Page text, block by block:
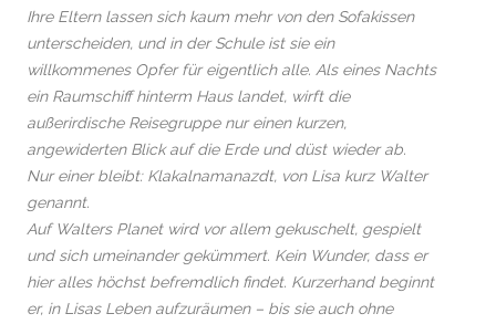
Ihre Eltern lassen sich kaum mehr von den Sofakissen
unterscheiden, und in der Schule ist sie ein
willkommenes Opfer für eigentlich alle. Als eines Nachts
ein Raumschiff hinterm Haus landet, wirft die
außerirdische Reisegruppe nur einen kurzen,
angewiderten Blick auf die Erde und düst wieder ab.
Nur einer bleibt: Klakalnamanazdt, von Lisa kurz Walter
genannt.
Auf Walters Planet wird vor allem gekuschelt, gespielt
und sich umeinander gekümmert. Kein Wunder, dass er
hier alles höchst befremdlich findet. Kurzerhand beginnt
er, in Lisas Leben aufzuräumen – bis sie auch ohne